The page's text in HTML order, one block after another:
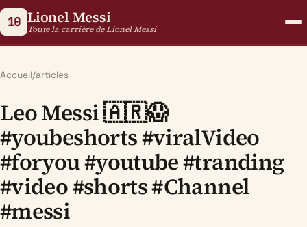
10 Lionel Messi
Toute la carrière de Lionel Messi
Accueil/articles
Leo Messi 🇦🇷😱
#youbeshorts #viralVideo
#foryou #youtube #tranding
#video #shorts #Channel
#messi